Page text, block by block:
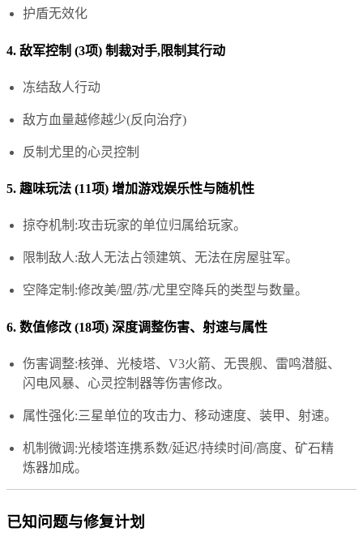
护盾无效化
4. 敌军控制 (3项) 制裁对手,限制其行动
冻结敌人行动
敌方血量越修越少(反向治疗)
反制尤里的心灵控制
5. 趣味玩法 (11项) 增加游戏娱乐性与随机性
掠夺机制:攻击玩家的单位归属给玩家。
限制敌人:敌人无法占领建筑、无法在房屋驻军。
空降定制:修改美/盟/苏/尤里空降兵的类型与数量。
6. 数值修改 (18项) 深度调整伤害、射速与属性
伤害调整:核弹、光棱塔、V3火箭、无畏舰、雷鸣潜艇、
闪电风暴、心灵控制器等伤害修改。
属性强化:三星单位的攻击力、移动速度、装甲、射速。
机制微调:光棱塔连携系数/延迟/持续时间/高度、矿石精
炼器加成。
已知问题与修复计划